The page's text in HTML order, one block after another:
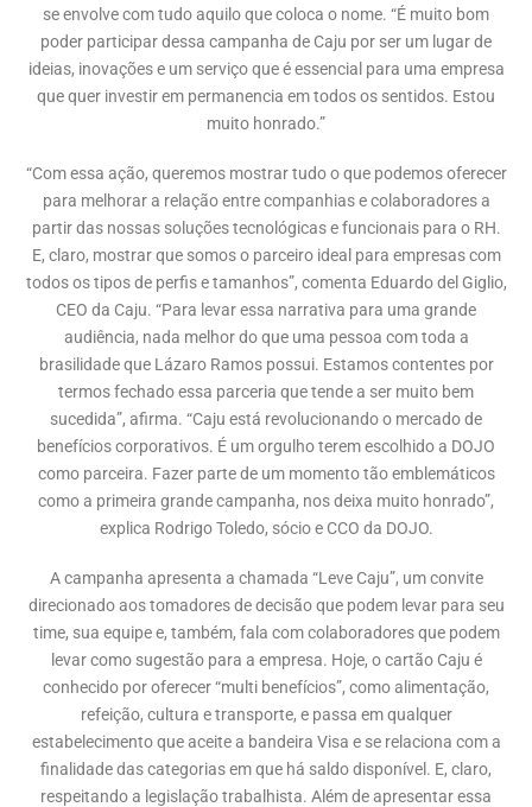
se envolve com tudo aquilo que coloca o nome. “É muito bom
poder participar dessa campanha de Caju por ser um lugar de
ideias, inovações e um serviço que é essencial para uma empresa
que quer investir em permanencia em todos os sentidos. Estou
muito honrado.”
“Com essa ação, queremos mostrar tudo o que podemos oferecer
para melhorar a relação entre companhias e colaboradores a
partir das nossas soluções tecnológicas e funcionais para o RH.
E, claro, mostrar que somos o parceiro ideal para empresas com
todos os tipos de perfis e tamanhos”, comenta Eduardo del Giglio,
CEO da Caju. “Para levar essa narrativa para uma grande
audiência, nada melhor do que uma pessoa com toda a
brasilidade que Lázaro Ramos possui. Estamos contentes por
termos fechado essa parceria que tende a ser muito bem
sucedida”, afirma. “Caju está revolucionando o mercado de
benefícios corporativos. É um orgulho terem escolhido a DOJO
como parceira. Fazer parte de um momento tão emblemáticos
como a primeira grande campanha, nos deixa muito honrado”,
explica Rodrigo Toledo, sócio e CCO da DOJO.
A campanha apresenta a chamada “Leve Caju”, um convite
direcionado aos tomadores de decisão que podem levar para seu
time, sua equipe e, também, fala com colaboradores que podem
levar como sugestão para a empresa. Hoje, o cartão Caju é
conhecido por oferecer “multi benefícios”, como alimentação,
refeição, cultura e transporte, e passa em qualquer
estabelecimento que aceite a bandeira Visa e se relaciona com a
finalidade das categorias em que há saldo disponível. E, claro,
respeitando a legislação trabalhista. Além de apresentar essa